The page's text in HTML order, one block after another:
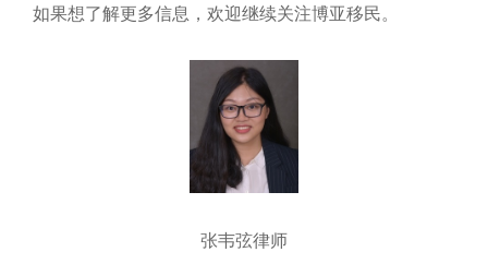
如果想了解更多信息，欢迎继续关注博亚移民。
张韦弦律师